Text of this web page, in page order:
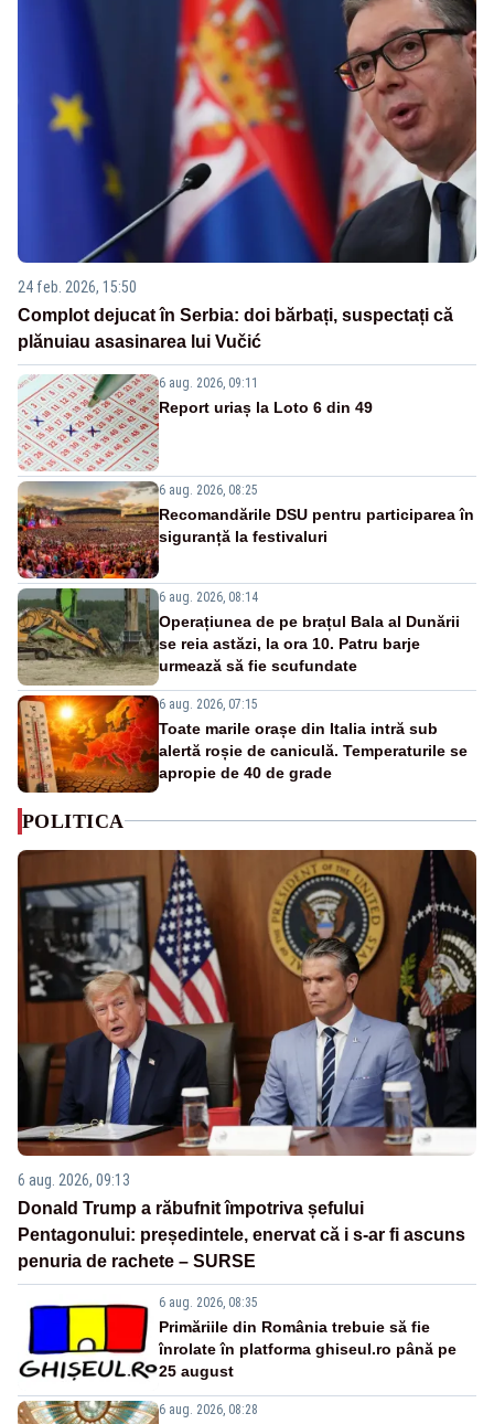
24 feb. 2026, 15:50
Complot dejucat în Serbia: doi bărbați, suspectați că
plănuiau asasinarea lui Vučić
6 aug. 2026, 09:11
Report uriaș la Loto 6 din 49
6 aug. 2026, 08:25
Recomandările DSU pentru participarea în
siguranță la festivaluri
6 aug. 2026, 08:14
Operațiunea de pe brațul Bala al Dunării
se reia astăzi, la ora 10. Patru barje
urmează să fie scufundate
6 aug. 2026, 07:15
Toate marile orașe din Italia intră sub
alertă roșie de caniculă. Temperaturile se
apropie de 40 de grade
POLITICA
6 aug. 2026, 09:13
Donald Trump a răbufnit împotriva șefului
Pentagonului: președintele, enervat că i s-ar fi ascuns
penuria de rachete – SURSE
6 aug. 2026, 08:35
Primăriile din România trebuie să fie
înrolate în platforma ghiseul.ro până pe
25 august
6 aug. 2026, 08:28